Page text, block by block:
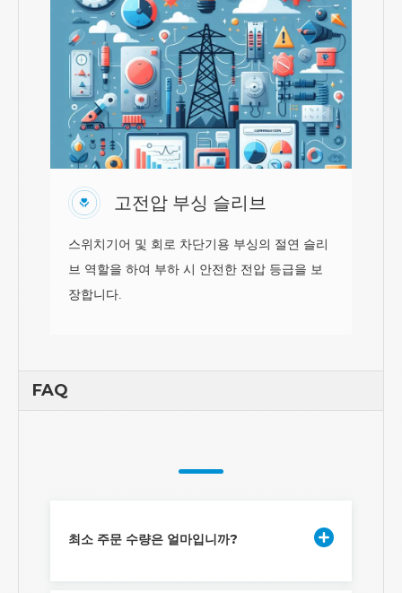
고전압 부싱 슬리브
스위치기어 및 회로 차단기용 부싱의 절연 슬리
브 역할을 하여 부하 시 안전한 전압 등급을 보
장합니다.
FAQ
최소 주문 수량은 얼마입니까?